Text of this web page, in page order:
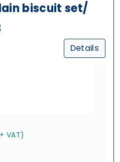
biscuit set/
Details
+ VAT)